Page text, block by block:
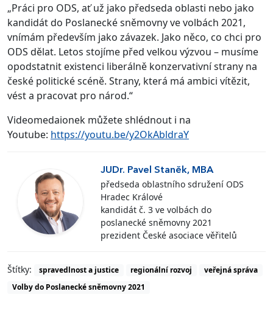
„Práci pro ODS, ať už jako předseda oblasti nebo jako
kandidát do Poslanecké sněmovny ve volbách 2021,
vnímám především jako závazek. Jako něco, co chci pro
ODS dělat. Letos stojíme před velkou výzvou – musíme
opodstatnit existenci liberálně konzervativní strany na
české politické scéně. Strany, která má ambici vítězit,
vést a pracovat pro národ.“
Videomedaionek můžete shlédnout i na
Youtube: https://youtu.be/y2OkAbldraY
JUDr. Pavel Staněk, MBA
předseda oblastního sdružení ODS
Hradec Králové
kandidát č. 3 ve volbách do
poslanecké sněmovny 2021
prezident České asociace věřitelů
Štítky: spravedlnost a justice regionální rozvoj
veřejná správa
Volby do Poslanecké sněmovny 2021